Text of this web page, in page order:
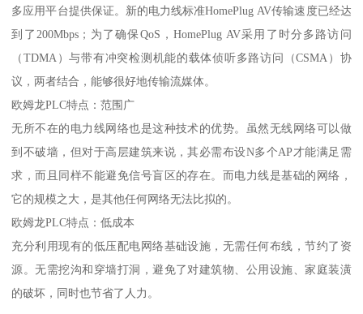
多应用平台提供保证。新的电力线标准HomePlug AV传输速度已经达
到了200Mbps；为了确保QoS，HomePlug AV采用了时分多路访问
（TDMA）与带有冲突检测机能的载体侦听多路访问（CSMA）协
议，两者结合，能够很好地传输流媒体。
欧姆龙PLC特点：范围广
无所不在的电力线网络也是这种技术的优势。虽然无线网络可以做
到不破墙，但对于高层建筑来说，其必需布设N多个AP才能满足需
求，而且同样不能避免信号盲区的存在。而电力线是基础的网络，
它的规模之大，是其他任何网络无法比拟的。
欧姆龙PLC特点：低成本
充分利用现有的低压配电网络基础设施，无需任何布线，节约了资
源。无需挖沟和穿墙打洞，避免了对建筑物、公用设施、家庭装潢
的破坏，同时也节省了人力。